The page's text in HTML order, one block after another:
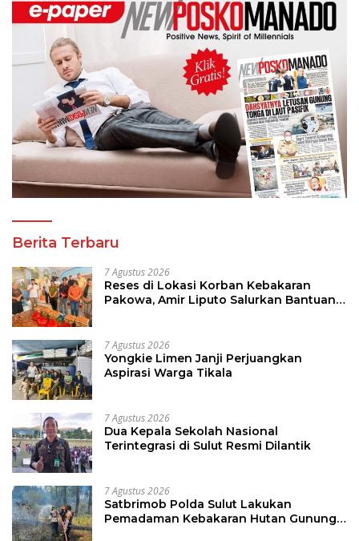
Berita Terbaru
7 Agustus 2026
Reses di Lokasi Korban Kebakaran
Pakowa, Amir Liputo Salurkan Bantuan
7 Agustus 2026
Yongkie Limen Janji Perjuangkan
Aspirasi Warga Tikala
7 Agustus 2026
Dua Kepala Sekolah Nasional
Terintegrasi di Sulut Resmi Dilantik
7 Agustus 2026
Satbrimob Polda Sulut Lakukan
Pemadaman Kebakaran Hutan Gunung